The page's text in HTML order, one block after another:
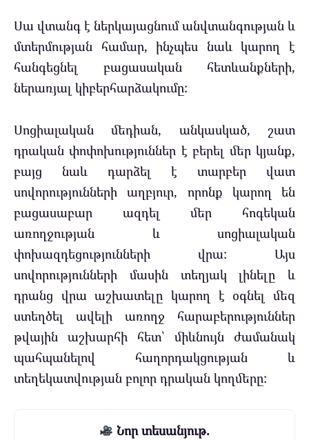
Սա վտանգ է ներկայացնում անվտանգության և
մտերմության համար, ինչպես նաև կարող է
հանգեցնել բացասական հետևանքների,
ներառյալ կիբերհարձակումը:
Սոցիալական մեդիան, անկասկած, շատ
դրական փոփոխություններ է բերել մեր կյանք,
բայց նաև դարձել է տարբեր վատ
սովորությունների աղբյուր, որոնք կարող են
բացասաբար ազդել մեր հոգեկան
առողջության և սոցիալական
փոխազդեցությունների վրա: Այս
սովորությունների մասին տեղյակ լինելը և
դրանց վրա աշխատելը կարող է օգնել մեզ
ստեղծել ավելի առողջ հարաբերություններ
թվային աշխարհի հետ՝ միևնույն ժամանակ
պահպանելով հաղորդակցության և
տեղեկատվության բոլոր դրական կողմերը:
Նոր տեսանյութ.